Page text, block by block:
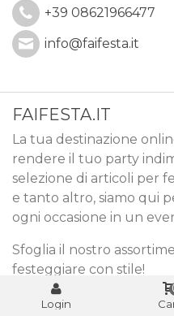
+39 08621966477
info@faifesta.it
FAIFESTA.IT
La tua destinazione
rendere il tuo party
selezione di articoli per
e tanto altro, siamo qui
ogni occasione in un
Sfoglia il nostro
festeggiare con stile!
Login